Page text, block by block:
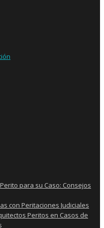
para su Caso: Consejos
con Peritaciones Judiciales
Peritos en Casos de